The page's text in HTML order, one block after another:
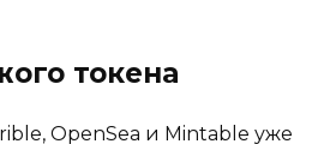
токена
OpenSea и Mintable уже